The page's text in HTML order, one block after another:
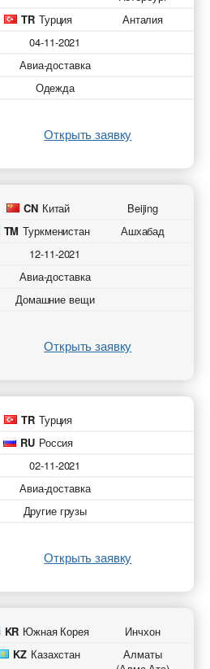
Отправить
Отправить
TR Турция Анталия
04-11-2021
Авиа-доставка
Одежда
Открыть заявку
CN Китай Beijing
TM Туркменистан Ашхабад
12-11-2021
Авиа-доставка
Домашние вещи
Открыть заявку
TR Турция
RU Россия
02-11-2021
Авиа-доставка
Другие грузы
Открыть заявку
KR Южная Корея Инчхон
KZ Казахстан
Алматы
Отправить